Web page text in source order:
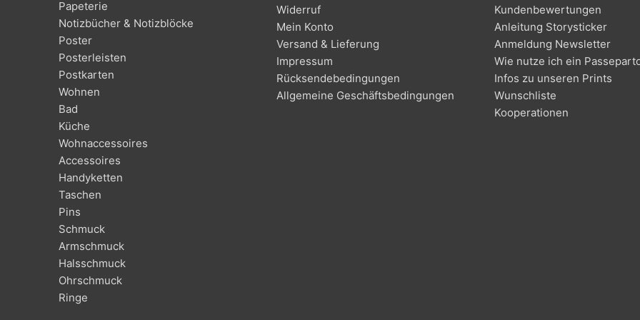
Papeterie
Notizbücher & Notizblöcke
Poster
Posterleisten
Postkarten
Wohnen
Bad
Küche
Wohnaccessoires
Accessoires
Handyketten
Taschen
Pins
Schmuck
Armschmuck
Halsschmuck
Ohrschmuck
Ringe
Widerruf
Mein Konto
Versand & Lieferung
Impressum
Rücksendebedingungen
Allgemeine Geschäftsbedingungen
Kundenbewertungen
Anleitung Storysticker
Anmeldung Newsletter
Wie nutze ich ein
Infos zu unseren Prints
Wunschliste
Kooperationen